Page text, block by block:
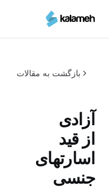
محتوای
بازگشت به مقالات
آزادی
از قید
اسارتهای
جنسی